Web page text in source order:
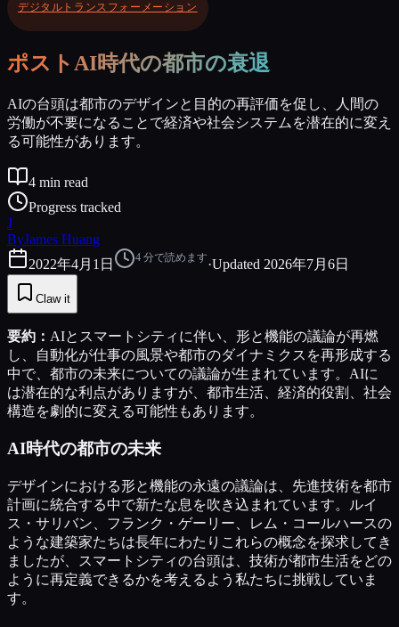
デジタルトランスフォーメーション
ポストAI時代の都市の衰退
AIの台頭は都市のデザインと目的の再評価を促し、人間の
労働が不要になることで経済や社会システムを潜在的に変え
る可能性があります。
4 min read
Progress tracked
J
ByJames Huang
2022年4月1日
4 分で読めます·Updated 2026年7月6日
Claw it
要約： AIとスマートシティに伴い、形と機能の議論が再燃
し、自動化が仕事の風景や都市のダイナミクスを再形成する
中で、都市の未来についての議論が生まれています。AIに
は潜在的な利点がありますが、都市生活、経済的役割、社会
構造を劇的に変える可能性もあります。
AI時代の都市の未来
デザインにおける形と機能の永遠の議論は、先進技術を都市
計画に統合する中で新たな息を吹き込まれています。ルイ
ス・サリバン、フランク・ゲーリー、レム・コールハースの
ような建築家たちは長年にわたりこれらの概念を探求してき
ましたが、スマートシティの台頭は、技術が都市生活をどの
ように再定義できるかを考えるよう私たちに挑戦していま
す。